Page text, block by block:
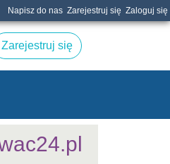
Napisz do nas Zarejestruj się Zaloguj się
Zarejestruj się